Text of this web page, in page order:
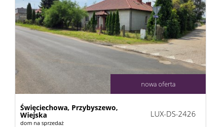
nowa oferta
Święciechowa, Przybyszewo,
Wiejska
dom na sprzedaż
LUX-DS-2426